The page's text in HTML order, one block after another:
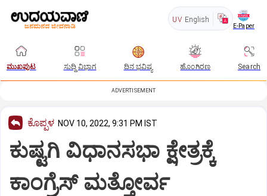
UV English
E-Paper
ಮುಖಪುಟ ಸುದ್ದಿ ವಿಭಾಗ ದಿನ ಭವಿಷ್ಯ ಹೊಂಗಿರಣ Search
ADVERTISEMENT
ಕೊಪ್ಪಳ NOV 10, 2022, 9:31 PM IST
ಕುಷ್ಟಗಿ ವಿಧಾನಸಭಾ ಕ್ಷೇತ್ರಕ್ಕೆ
ಕಾಂಗ್ರೆಸ್ ಮತ್ತೋರ್ವ